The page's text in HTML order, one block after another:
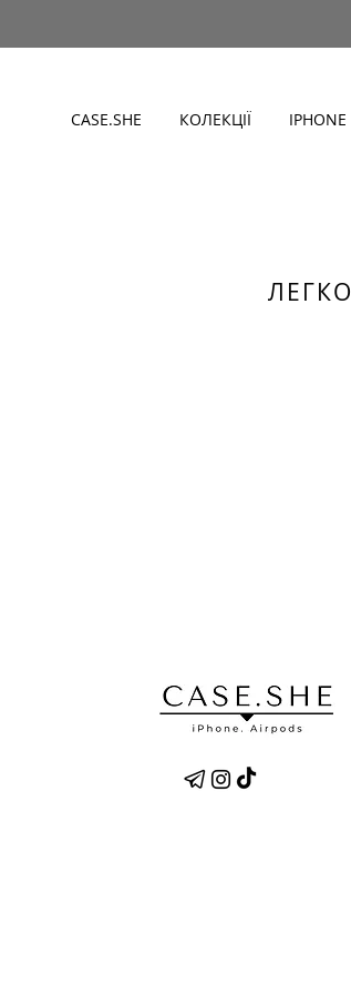
CASE.SHE КОЛЕКЦІЇ IPHONE